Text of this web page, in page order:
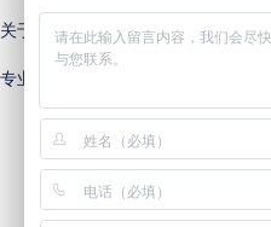
关于国樽 全球办公室
专业律师